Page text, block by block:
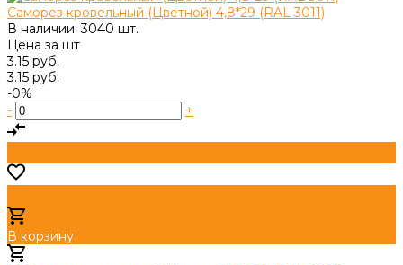
Саморез кровельный (Цветной) 4,8*29 (RAL 3011)
В наличии: 3040 шт.
Цена за шт
3.15 руб.
3.15 руб.
-0%
-
+
В корзину